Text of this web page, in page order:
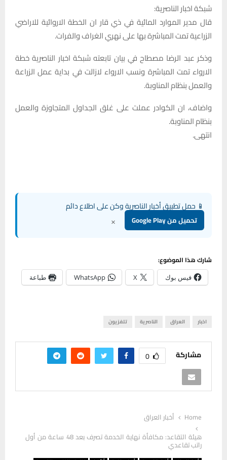
شبكة اخبار الناصرية:
قال مدير الموارد المائية في ذي قار ان الخطة الاروائية للاراضي
الزراعية تمت المباشرة بها على نهري الغراف والفرات.
وذكر عبد الرضا مصطاح في بيان تابعته شبكة اخبار الناصرية خطة
الارواء تمت المباشرة ونسب الارواء لازالت في بداية عمل الزراعة
والعمل بنظام المناوبة.
واضاف، ان الكوادر عملت على غلق الجداول المتجاوزة والعمل
بنظام المناوبة.
انتهى.
📱 حمل تطبيق أخبار الناصرية وكن على اطلاع دائم
تحميل من Google Play ×
شارك هذا الموضوع:
فيس بوك X
WhatsApp طباعة
اخبار العراق الناصرية تلفزيون
مشاركة 0
Home
أخبار العراق
هيئة التقاعد: مكافأة نهاية الخدمة تصرف بعد 48 ساعة من أول
راتب تقاعدي